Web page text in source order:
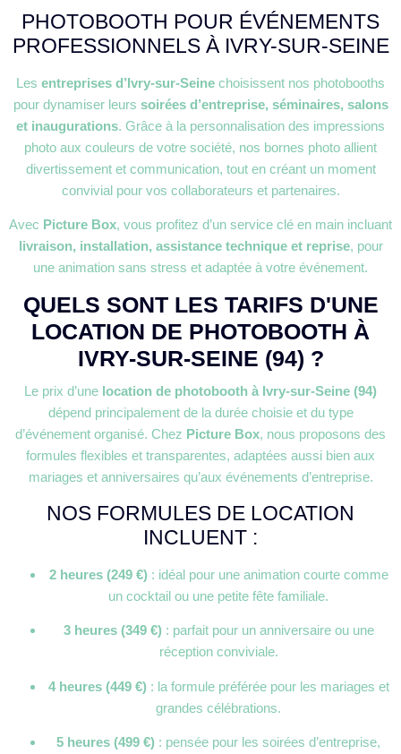
PHOTOBOOTH POUR ÉVÉNEMENTS
PROFESSIONNELS À IVRY-SUR-SEINE
Les entreprises d’Ivry-sur-Seine choisissent nos photobooths
pour dynamiser leurs soirées d’entreprise, séminaires, salons
et inaugurations. Grâce à la personnalisation des impressions
photo aux couleurs de votre société, nos bornes photo allient
divertissement et communication, tout en créant un moment
convivial pour vos collaborateurs et partenaires.
Avec Picture Box, vous profitez d’un service clé en main incluant
livraison, installation, assistance technique et reprise, pour
une animation sans stress et adaptée à votre événement.
QUELS SONT LES TARIFS D'UNE
LOCATION DE PHOTOBOOTH À
IVRY-SUR-SEINE (94) ?
Le prix d’une location de photobooth à Ivry-sur-Seine (94)
dépend principalement de la durée choisie et du type
d’événement organisé. Chez Picture Box, nous proposons des
formules flexibles et transparentes, adaptées aussi bien aux
mariages et anniversaires qu’aux événements d’entreprise.
NOS FORMULES DE LOCATION
INCLUENT :
2 heures (249 €): idéal pour une animation courte comme
un cocktail ou une petite fête familiale.
3 heures (349 €): parfait pour un anniversaire ou une
réception conviviale.
4 heures (449 €): la formule préférée pour les mariages et
grandes célébrations.
5 heures (499 €) : pensée pour les soirées d’entreprise,